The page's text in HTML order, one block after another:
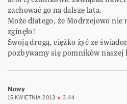
zachować go na dalsze lata.
Może dlatego, że Modrzejowo
zginęło!
Swoją drogą, ciężko żyć ze
pozbywamy się pomników
Nowy
15 KWIETNIA 2013 3:44